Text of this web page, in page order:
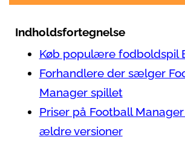
Indholdsfortegnelse
Køb populære fodboldspil
Forhandlere der sælger
Manager spillet
Priser på Football
ældre versioner